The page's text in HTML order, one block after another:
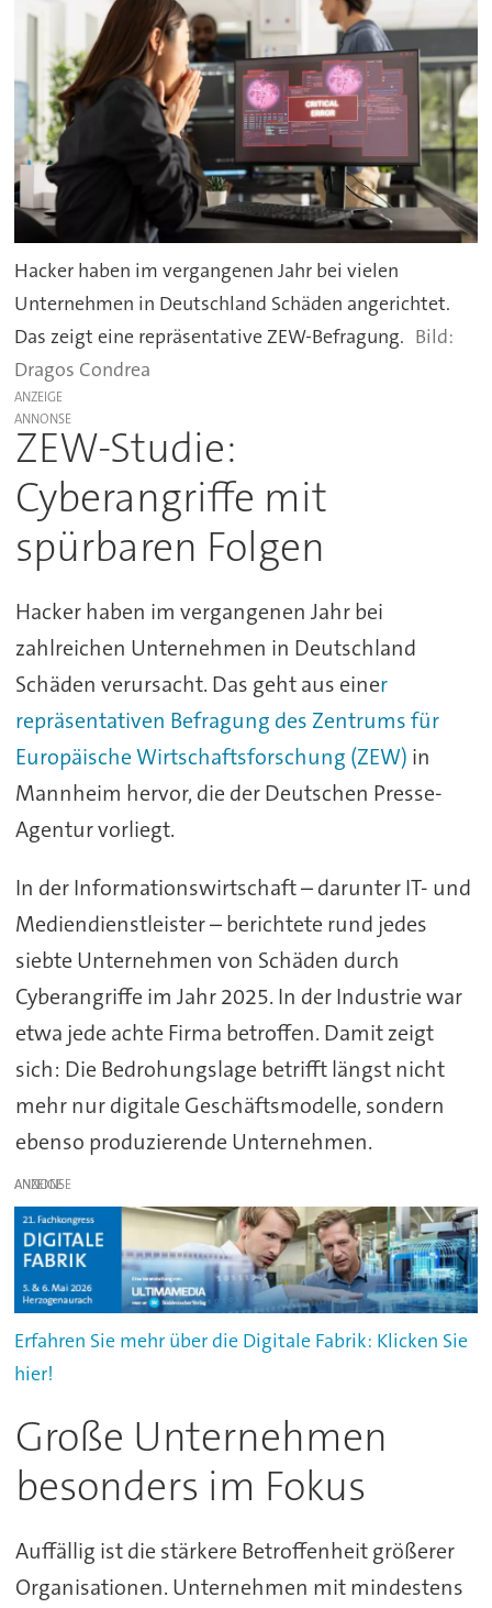
Hacker haben im vergangenen Jahr bei vielen
Unternehmen in Deutschland Schäden angerichtet.
Das zeigt eine repräsentative ZEW-Befragung.
Dragos Condrea
ANZEIGE
ZEW-Studie:
Cyberangriffe mit
spürbaren Folgen
Hacker haben im vergangenen Jahr bei
zahlreichen Unternehmen in Deutschland
Schäden verursacht. Das geht aus einer
repräsentativen Befragung des Zentrums für
Europäische Wirtschaftsforschung (ZEW) in
Mannheim hervor, die der Deutschen Presse-
Agentur vorliegt.
In der Informationswirtschaft – darunter IT- und
Mediendienstleister – berichtete rund jedes
siebte Unternehmen von Schäden durch
Cyberangriffe im Jahr 2025. In der Industrie war
etwa jede achte Firma betroffen. Damit zeigt
sich: Die Bedrohungslage betrifft längst nicht
mehr nur digitale Geschäftsmodelle, sondern
ebenso produzierende Unternehmen.
ANZEIGE
Erfahren Sie mehr über die Digitale Fabrik: Klicken Sie
hier!
Große Unternehmen
besonders im Fokus
Auffällig ist die stärkere Betroffenheit größerer
Organisationen. Unternehmen mit mindestens